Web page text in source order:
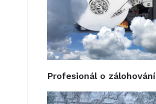
Profesionál o zálohování